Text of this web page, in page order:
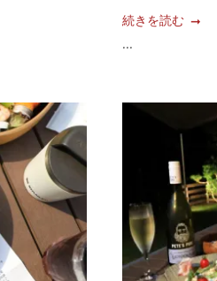
続きを読む
...